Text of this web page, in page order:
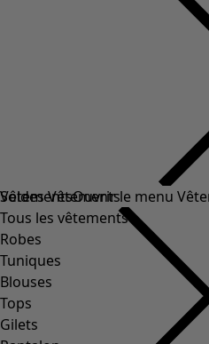
Soldes Vêtements
Tous les vêtements
Robes
Tuniques
Blouses
Tops
Gilets
VêtementsOuvrir le menu